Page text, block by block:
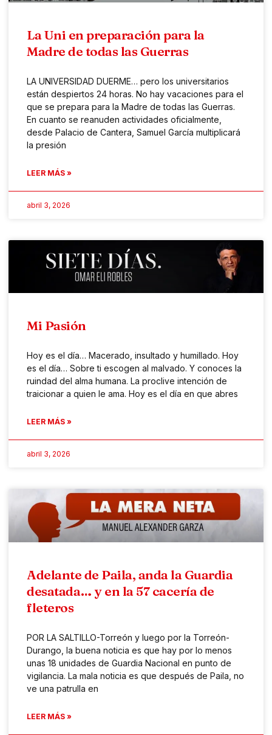
La Uni en preparación para la
Madre de todas las Guerras
LA UNIVERSIDAD DUERME… pero los universitarios
están despiertos 24 horas. No hay vacaciones para el
que se prepara para la Madre de todas las Guerras.
En cuanto se reanuden actividades oficialmente,
desde Palacio de Cantera, Samuel García multiplicará
la presión
LEER MÁS »
abril 3, 2026
Mi Pasión
Hoy es el día… Macerado, insultado y humillado. Hoy
es el día… Sobre ti escogen al malvado. Y conoces la
ruindad del alma humana. La proclive intención de
traicionar a quien le ama. Hoy es el día en que abres
LEER MÁS »
abril 3, 2026
Adelante de Paila, anda la Guardia
desatada… y en la 57 cacería de
fleteros
POR LA SALTILLO-Torreón y luego por la Torreón-
Durango, la buena noticia es que hay por lo menos
unas 18 unidades de Guardia Nacional en punto de
vigilancia. La mala noticia es que después de Paila, no
ve una patrulla en
LEER MÁS »